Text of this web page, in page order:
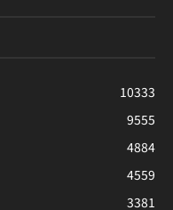
10333
9555
4884
4559
3381